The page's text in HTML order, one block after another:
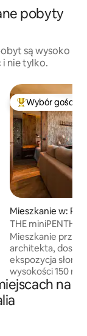
pobyty
są wysoko
i nie tylko.
4,86 na 5, liczba
Wybór gości
Mieszkanie w:
THE
Mieszkanie
architekta,
ekspozycja
wysokości 150 m. 1
łaźnią turecką z
apartament z
morze, ekranem
na